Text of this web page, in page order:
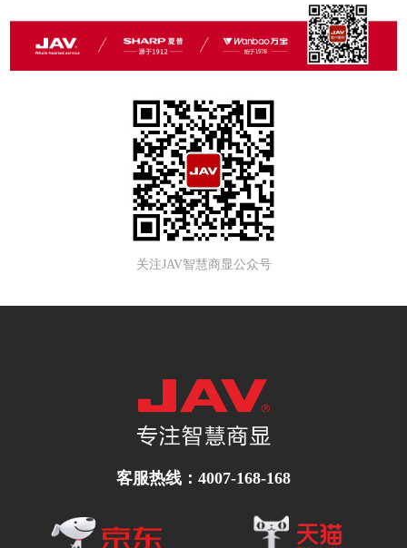
关注JAV智慧商显公众号
客服热线：4007-168-168